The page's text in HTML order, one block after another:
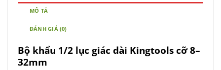
MÔ TẢ
ĐÁNH GIÁ (0)
Bộ khẩu 1/2 lục giác dài Kingtools cỡ 8–
32mm